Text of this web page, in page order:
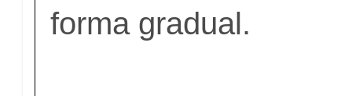
forma gradual.